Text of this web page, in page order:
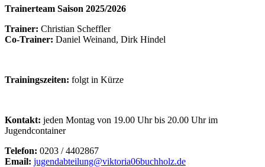
Trainerteam Saison 2025/2026
Trainer: Christian Scheffler
Co-Trainer: Daniel Weinand, Dirk Hindel
Trainingszeiten: folgt in Kürze
Kontakt: jeden Montag von 19.00 Uhr bis 20.00 Uhr im
Jugendcontainer
Telefon: 0203 / 4402867
Email: jugendabteilung@viktoria06buchholz.de